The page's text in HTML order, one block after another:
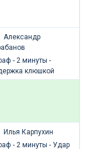
Александр
- 2 минуты -
клюшкой
Илья Карпухин
- 2 минуты - Удар